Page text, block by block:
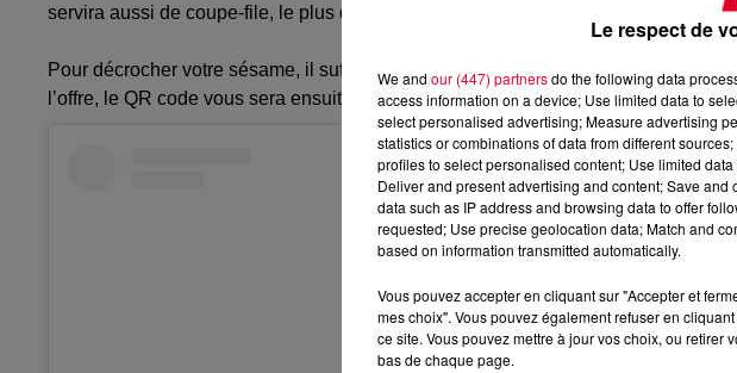
servira aussi de coupe-file, l e plus dur sera donc de faire votre sélection.
Pour décrocher votre sésame, il suffit de vous rendre sur le site
l’offre, le QR code vous sera ensuite envoyé.
Le respect de
We and our (447) partnersdo the following data
access information on a device; Use limited data to
select personalised advertising; Measure advertising
statistics or combinations of data from different
profiles to select personalised content; Use limited
Deliver and present advertising and content; Save
data such as IP address and browsing data to offer
requested; Use precise geolocation data; Match and
based on information transmitted automatically.
Vous pouvez accepter en cliquant sur "Accepter et
mes choix". Vous pouvez également refuser en
ce site. Vous pouvez mettre à jour vos choix, ou retirer
bas de chaque page.